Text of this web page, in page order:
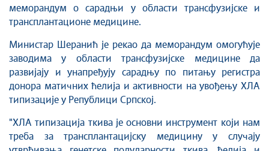
меморандум о сарадњи у области трансфузијске и
трансплантационе медицине.
Министар Шеранић је рекао да меморандум омогућује
заводима у области трансфузијске медицине да
развијају и унапређују сарадњу по питању регистра
донора матичних ћелија и активности на увођењу ХЛА
типизације у Републици Српској.
"ХЛА типизација ткива је основни инструмент који нам
треба за трансплантацијску медицину у случају